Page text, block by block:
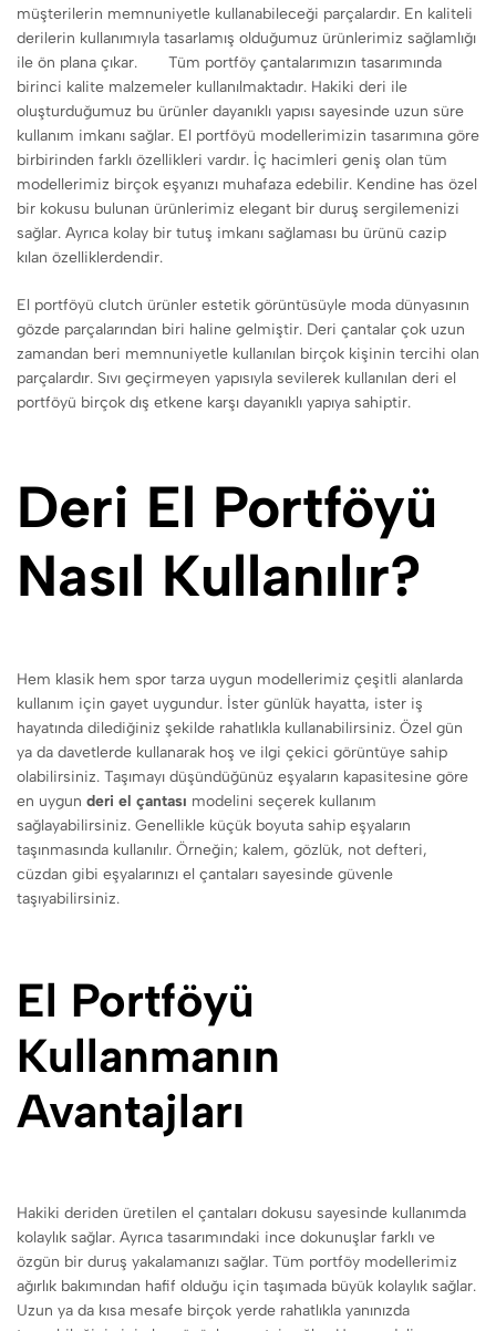
müşterilerin memnuniyetle kullanabileceği parçalardır. En kaliteli
derilerin kullanımıyla tasarlamış olduğumuz ürünlerimiz sağlamlığı
ile ön plana çıkar. Tüm portföy çantalarımızın tasarımında
birinci kalite malzemeler kullanılmaktadır. Hakiki deri ile
oluşturduğumuz bu ürünler dayanıklı yapısı sayesinde uzun süre
kullanım imkanı sağlar. El portföyü modellerimizin tasarımına göre
birbirinden farklı özellikleri vardır. İç hacimleri geniş olan tüm
modellerimiz birçok eşyanızı muhafaza edebilir. Kendine has özel
bir kokusu bulunan ürünlerimiz elegant bir duruş sergilemenizi
sağlar. Ayrıca kolay bir tutuş imkanı sağlaması bu ürünü cazip
kılan özelliklerdendir.
El portföyü clutch ürünler estetik görüntüsüyle moda dünyasının
gözde parçalarından biri haline gelmiştir. Deri çantalar çok uzun
zamandan beri memnuniyetle kullanılan birçok kişinin tercihi olan
parçalardır. Sıvı geçirmeyen yapısıyla sevilerek kullanılan deri el
portföyü birçok dış etkene karşı dayanıklı yapıya sahiptir.
Deri El Portföyü
Nasıl Kullanılır?
Hem klasik hem spor tarza uygun modellerimiz çeşitli alanlarda
kullanım için gayet uygundur. İster günlük hayatta, ister iş
hayatında dilediğiniz şekilde rahatlıkla kullanabilirsiniz. Özel gün
ya da davetlerde kullanarak hoş ve ilgi çekici görüntüye sahip
olabilirsiniz. Taşımayı düşündüğünüz eşyaların kapasitesine göre
en uygun deri el çantası modelini seçerek kullanım
sağlayabilirsiniz. Genellikle küçük boyuta sahip eşyaların
taşınmasında kullanılır. Örneğin; kalem, gözlük, not defteri,
cüzdan gibi eşyalarınızı el çantaları sayesinde güvenle
taşıyabilirsiniz.
El Portföyü
Kullanmanın
Avantajları
Hakiki deriden üretilen el çantaları dokusu sayesinde kullanımda
kolaylık sağlar. Ayrıca tasarımındaki ince dokunuşlar farklı ve
özgün bir duruş yakalamanızı sağlar. Tüm portföy modellerimiz
ağırlık bakımından hafif olduğu için taşımada büyük kolaylık sağlar.
Uzun ya da kısa mesafe birçok yerde rahatlıkla yanınızda